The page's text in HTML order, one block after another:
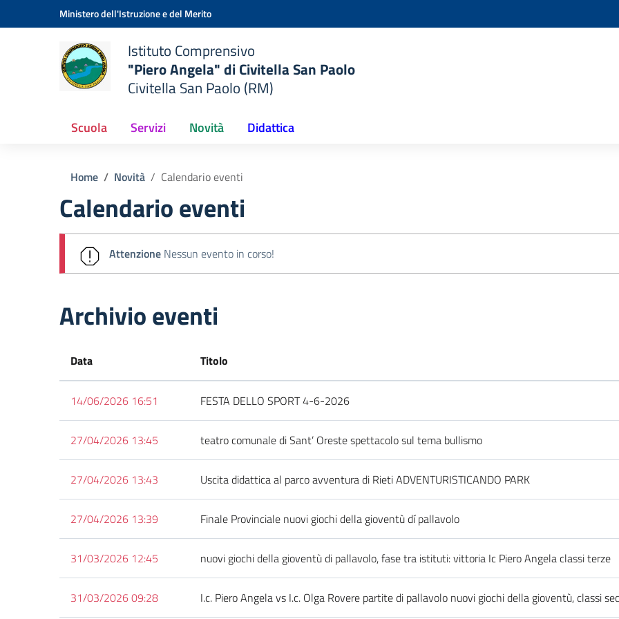
Vai ai contenuti
Vai al menu di navigazioneMinistero dell'Istruzione e del Merito
Istituto Comprensivo
"Piero Angela" di Civitella San Paolo
Civitella San Paolo (RM)
Scuola Servizi Novità Didattica
Home Novità Calendario eventi
Calendario eventi
Attenzione Nessun evento in corso!
Archivio eventi
Data Titolo
14/06/2026 16:51 FESTA DELLO SPORT 4-6-2026
27/04/2026 13:45 teatro comunale di Sant’ Oreste spettacolo sul tema bullismo
27/04/2026 13:43 Uscita didattica al parco avventura di Rieti ADVENTURISTICANDO PARK
27/04/2026 13:39 Finale Provinciale nuovi giochi della gioventù dí pallavolo
31/03/2026 12:45 nuovi giochi della gioventù di pallavolo, fase tra istituti: vittoria Ic Piero Angela classi terze
31/03/2026 09:28 I.c. Piero Angela vs I.c. Olga Rovere partite di pallavolo nuovi giochi della gioventù, classi